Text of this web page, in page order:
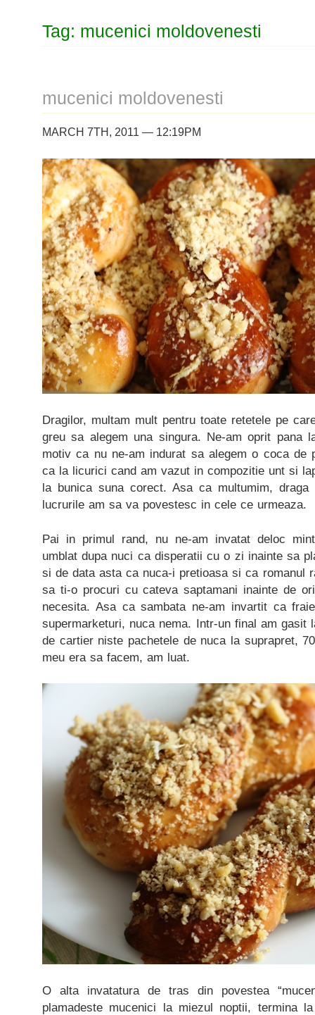
Tag: mucenici moldovenesti
mucenici moldovenesti
MARCH 7TH, 2011 — 12:19PM
Dragilor, multam mult pentru toate retetele pe
greu sa alegem una singura. Ne-am oprit pana
motiv ca nu ne-am indurat sa alegem o coca
ca la licurici cand am vazut in compozitie unt si
la bunica suna corect. Asa ca multumim, draga
lucrurile am sa va povestesc in cele ce urmeaza.
Pai in primul rand, nu ne-am invatat deloc
umblat dupa nuci ca disperatii cu o zi inainte sa
si de data asta ca nuca-i pretioasa si ca romanul
sa ti-o procuri cu cateva saptamani inainte de
necesita. Asa ca sambata ne-am invartit ca
supermarketuri, nuca nema. Intr-un final am gasit
de cartier niste pachetele de nuca la suprapret,
meu era sa facem, am luat.
O alta invatatura de tras din povestea
plamadeste mucenici la miezul noptii, termina